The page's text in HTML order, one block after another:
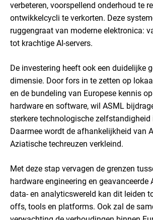
verbeteren, voorspellend onderhoud te
ontwikkelcycli te verkorten. Deze
ruggengraat van moderne elektronica:
tot krachtige AI-servers.
De investering heeft ook een duidelijke
dimensie. Door fors in te zetten op
en de bundeling van Europese kennis
hardware en software, wil ASML
sterkere technologische zelfstandigheid
Daarmee wordt de afhankelijkheid van
Aziatische techreuzen verkleind.
Met deze stap vervagen de grenzen
hardware engineering en geavanceerde
data- en analyticswereld kan dit leiden
offs, tools en platforms. Ook zal de